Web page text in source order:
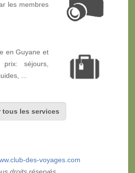
les membres
en Guyane et
séjours,
...
tous les services
des-voyages.com